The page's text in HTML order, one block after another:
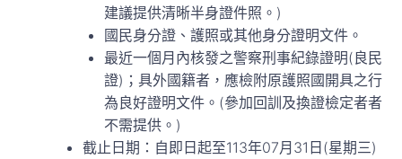
建議提供清晰半身證件照。)
國民身分證、護照或其他身分證明文件。
最近一個月內核發之警察刑事紀錄證明(良民
證)；具外國籍者，應檢附原護照國開具之行
為良好證明文件。(參加回訓及換證檢定者者
不需提供。)
截止日期：自即日起至113年07月31日(星期三)